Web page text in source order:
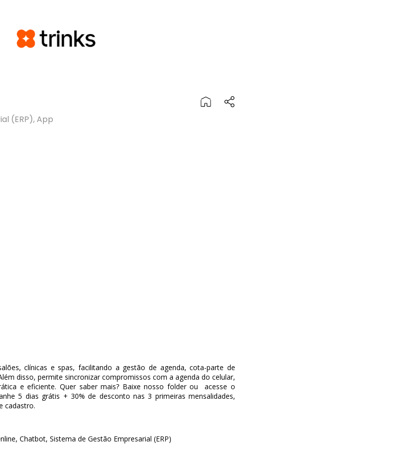
(ERP), App
clínicas e spas, facilitando a gestão de agenda, cota-parte de
disso, permite sincronizar compromissos com a agenda do celular,
e eficiente. Quer saber mais? Baixe nosso folder ou acesse o
5 dias grátis + 30% de desconto nas 3 primeiras mensalidades,
cadastro.
Chatbot, Sistema de Gestão Empresarial (ERP)